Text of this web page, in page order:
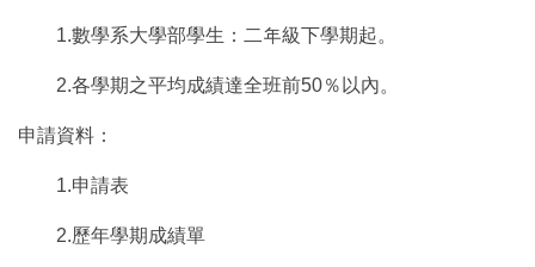
1.數學系大學部學生：二年級下學期起。
2.各學期之平均成績達全班前50％以內。
申請資料：
1.申請表
2.歷年學期成績單